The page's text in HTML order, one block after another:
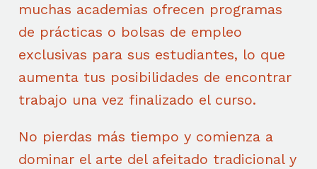
muchas academias ofrecen programas
de prácticas o bolsas de empleo
exclusivas para sus estudiantes, lo que
aumenta tus posibilidades de encontrar
trabajo una vez finalizado el curso.
No pierdas más tiempo y comienza a
dominar el arte del afeitado tradicional y